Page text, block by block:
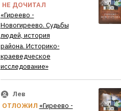
НЕ ДОЧИТАЛ
«Гиреево -
Новогиреево. Судьбы
людей, история
района. Историко-
краеведческое
исследование»
Лев
ОТЛОЖИЛ «Гиреево -